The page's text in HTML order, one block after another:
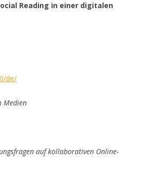
Reading in einer digitalen
de/
Medien
auf kollaborativen Online-